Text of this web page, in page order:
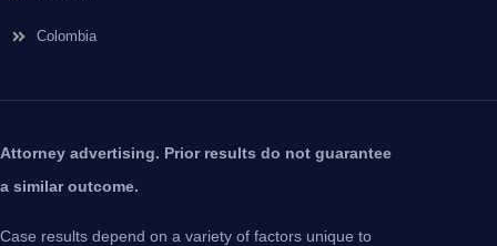
Colombia
Attorney advertising. Prior results do not guarantee
a similar outcome.
Case results depend on a variety of factors unique to